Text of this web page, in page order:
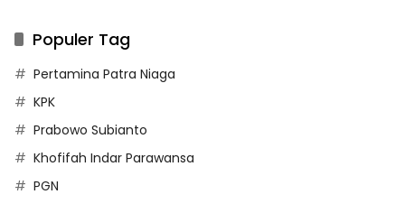
Populer Tag
Pertamina Patra Niaga
KPK
Prabowo Subianto
Khofifah Indar Parawansa
PGN